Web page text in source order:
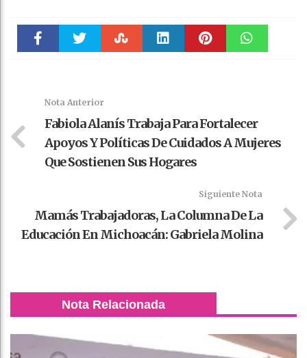
Nota Anterior
Fabiola Alanís Trabaja Para Fortalecer
Apoyos Y Políticas De Cuidados A Mujeres
Que Sostienen Sus Hogares
Siguiente Nota
Mamás Trabajadoras, La Columna De La
Educación En Michoacán: Gabriela Molina
Nota Relacionada